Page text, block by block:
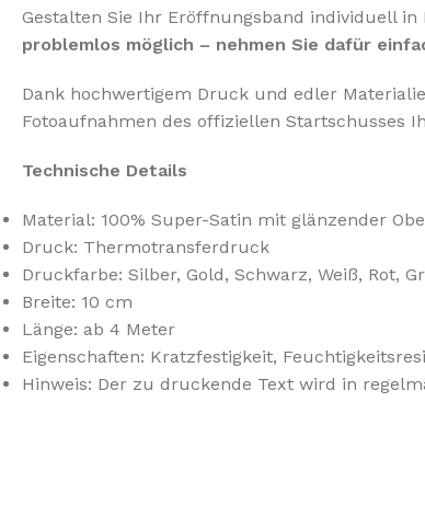
Gestalten Sie Ihr Eröffnungsband individuell
problemlos möglich – nehmen Sie dafür
Dank hochwertigem Druck und edler
Fotoaufnahmen des offiziellen Startschusses
Technische Details
Material: 100% Super-Satin mit glänzender
Druck: Thermotransferdruck
Druckfarbe: Silber, Gold, Schwarz, Weiß, Rot,
Breite: 10 cm
Länge: ab 4 Meter
Eigenschaften: Kratzfestigkeit,
Hinweis: Der zu druckende Text wird in